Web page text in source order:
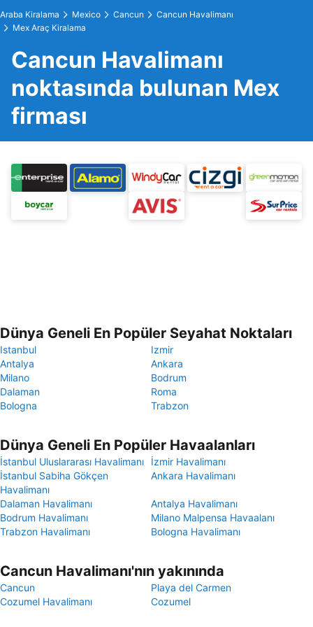
Araba Kiralama Mexico Cancun
Cancun Havalimanı
Mex Araç Kiralama
Cancun Havalimanı
noktasında bulunan Mex
firması
Dünya Geneli En Popüler Seyahat Noktaları
Istanbul
Izmir
Antalya
Ankara
Milano
Bodrum
Dalaman
Roma
Bologna
Trabzon
Dünya Geneli En Popüler Havaalanları
İstanbul Uluslararası Havalimanı
İzmir Havalimanı
İstanbul Sabiha Gökçen
Havalimanı
Ankara Havalimanı
Dalaman Havalimanı
Antalya Havalimanı
Bodrum Havalimanı
Milano Malpensa Havaalanı
Trabzon Havalimanı
Bologna Havalimanı
Cancun Havalimanı'nın yakınında
Cancun
Playa del Carmen
Cozumel Havalimanı
Cozumel